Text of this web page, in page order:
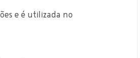
e é utilizada no